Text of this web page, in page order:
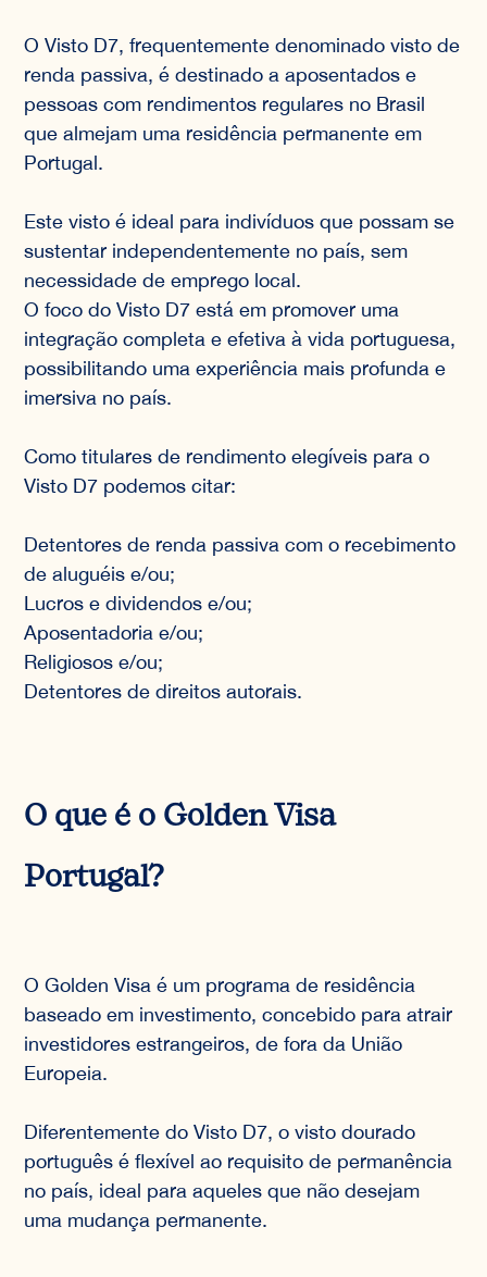
O Visto D7, frequentemente denominado visto de
renda passiva, é destinado a aposentados e
pessoas com rendimentos regulares no Brasil
que almejam uma residência permanente em
Portugal.
Este visto é ideal para indivíduos que possam se
sustentar independentemente no país, sem
necessidade de emprego local.
O foco do Visto D7 está em promover uma
integração completa e efetiva à vida portuguesa,
possibilitando uma experiência mais profunda e
imersiva no país.
Como titulares de rendimento elegíveis para o
Visto D7 podemos citar:
Detentores de renda passiva com o recebimento
de aluguéis e/ou;
Lucros e dividendos e/ou;
Aposentadoria e/ou;
Religiosos e/ou;
Detentores de direitos autorais.
O que é o Golden Visa
Portugal?
O Golden Visa é um programa de residência
baseado em investimento, concebido para atrair
investidores estrangeiros, de fora da União
Europeia.
Diferentemente do Visto D7, o visto dourado
português é flexível ao requisito de permanência
no país, ideal para aqueles que não desejam
uma mudança permanente.